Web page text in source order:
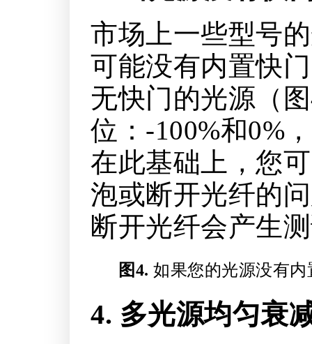
市场上一些型号
可能没有内置快
无快门的光源（
位：-100%和0%
在此基础上，您
泡或断开光纤的
断开光纤会产生
图4. 如果您的光源没有
4. 多光源均匀衰